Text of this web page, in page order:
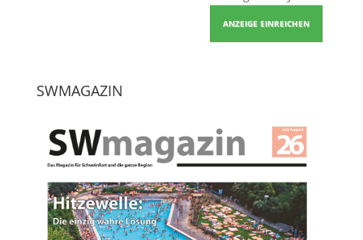
ANZEIGE EINREICHEN
SWMAGAZIN